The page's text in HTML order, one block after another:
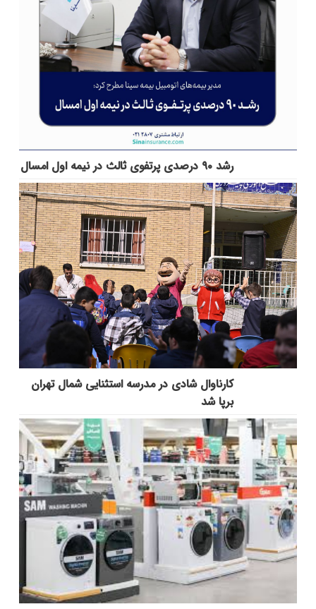
رشد ۹۰ درصدی پرتفوی ثالث در نیمه اول امسال
کارناوال شادی در مدرسه استثنایی شمال تهران
برپا شد